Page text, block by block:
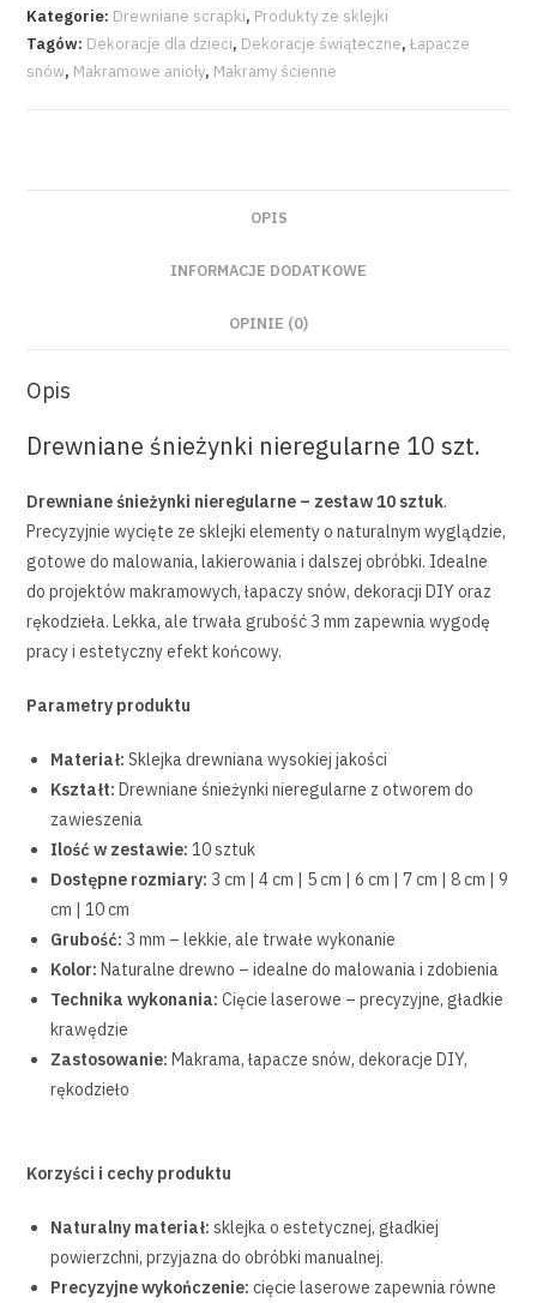
Kategorie: Drewniane scrapki, Produkty ze sklejki
Tagów: Dekoracje dla dzieci, Dekoracje świąteczne,Łapacze
snów, Makramowe anioły, Makramy ścienne
OPIS
INFORMACJE DODATKOWE
OPINIE (0)
Opis
Drewniane śnieżynki nieregularne 10 szt.
Drewniane śnieżynki nieregularne – zestaw 10 sztuk.
Precyzyjnie wycięte ze sklejki elementy o naturalnym wyglądzie,
gotowe do malowania, lakierowania i dalszej obróbki. Idealne
do projektów makramowych, łapaczy snów, dekoracji DIY oraz
rękodzieła. Lekka, ale trwała grubość 3 mm zapewnia wygodę
pracy i estetyczny efekt końcowy.
Parametry produktu
Materiał: Sklejka drewniana wysokiej jakości
Kształt: Drewniane śnieżynki nieregularne z otworem do
zawieszenia
Ilość w zestawie: 10 sztuk
Dostępne rozmiary: 3 cm | 4 cm | 5 cm | 6 cm | 7 cm | 8 cm | 9
cm | 10 cm
Grubość: 3 mm – lekkie, ale trwałe wykonanie
Kolor: Naturalne drewno – idealne do malowania i zdobienia
Technika wykonania: Cięcie laserowe – precyzyjne, gładkie
krawędzie
Zastosowanie: Makrama, łapacze snów, dekoracje DIY,
rękodzieło
Korzyści i cechy produktu
Naturalny materiał: sklejka o estetycznej, gładkiej
powierzchni, przyjazna do obróbki manualnej.
Precyzyjne wykończenie: cięcie laserowe zapewnia równe